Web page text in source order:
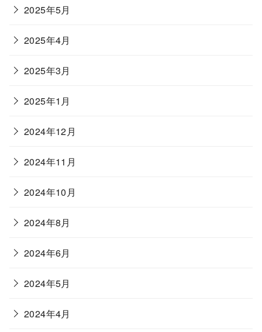
2025年5月
2025年4月
2025年3月
2025年1月
2024年12月
2024年11月
2024年10月
2024年8月
2024年6月
2024年5月
2024年4月